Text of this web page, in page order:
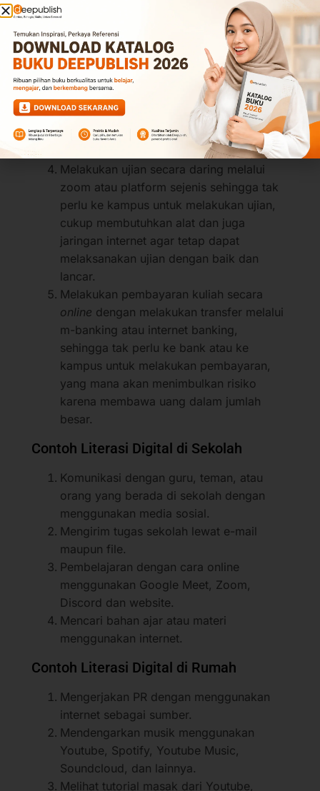
untuk melakukan transfer dan kemudian
dana yang terhimpun disalurkan kepada
yang membutuhkan.
Membeli buku secaraonline, sehingga
ketika diperlukan masuk ke kampus,
mahasiswa bisa membuka buku tersebut
melalui laptop atau ponsel sehingga lebih
praktis dan tak perlu untuk repot-repot
membawa banyak buku ke kampus.
Melakukan ujian secara daring melalui
zoom atau platform sejenis sehingga tak
perlu ke kampus untuk melakukan ujian,
cukup membutuhkan alat dan juga
jaringan internet agar tetap dapat
melaksanakan ujian dengan baik dan
lancar.
Melakukan pembayaran kuliah secara
online dengan melakukan transfer melalui
m-banking atau internet banking,
sehingga tak perlu ke bank atau ke
kampus untuk melakukan pembayaran,
yang mana akan menimbulkan risiko
karena membawa uang dalam jumlah
besar.
Contoh Literasi Digital di Sekolah
Komunikasi dengan guru, teman, atau
orang yang berada di sekolah dengan
menggunakan media sosial.
Mengirim tugas sekolah lewat e-mail
maupun file.
Pembelajaran dengan cara online
menggunakan Google Meet, Zoom,
Discord dan website.
Mencari bahan ajar atau materi
menggunakan internet.
Contoh Literasi Digital di Rumah
Mengerjakan PR dengan menggunakan
internet sebagai sumber.
Mendengarkan musik menggunakan
Youtube, Spotify, Youtube Music,
Soundcloud, dan lainnya.
Melihat tutorial masak dari Youtube,